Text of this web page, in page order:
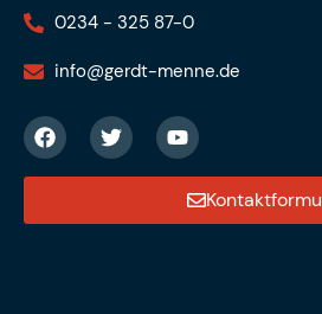
0234 - 325 87-0
info@gerdt-menne.de